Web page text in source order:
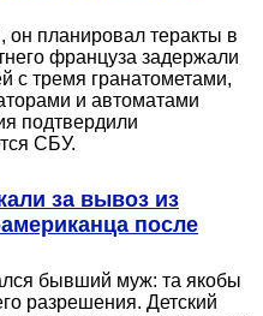
планировал теракты в
француза задержали
с тремя гранатометами,
и автоматами
подтвердили
СБУ.
за вывоз из
после
бывший муж: та якобы
разрешения. Детский